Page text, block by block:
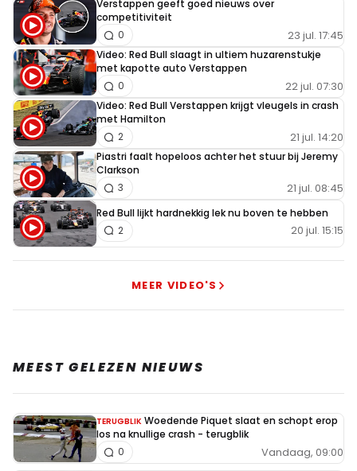
Verstappen geeft goed nieuws over
competitiviteit
23 jul. 17:45
0
Video: Red Bull slaagt in ultiem huzarenstukje
met kapotte auto Verstappen
22 jul. 07:30
0
Video: Red Bull Verstappen krijgt vleugels in crash
met Hamilton
21 jul. 14:20
2
Piastri faalt hopeloos achter het stuur bij Jeremy
Clarkson
21 jul. 08:45
3
Red Bull lijkt hardnekkig lek nu boven te hebben
20 jul. 15:15
2
MEER VIDEO'S
MEEST GELEZEN NIEUWS
TERUGBLIK Woedende Piquet slaat en schopt erop
los na knullige crash - terugblik
Vandaag, 09:00
0